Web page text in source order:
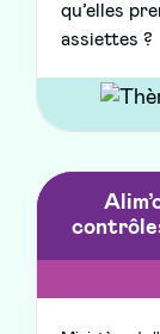
qu’elles
assiettes ?